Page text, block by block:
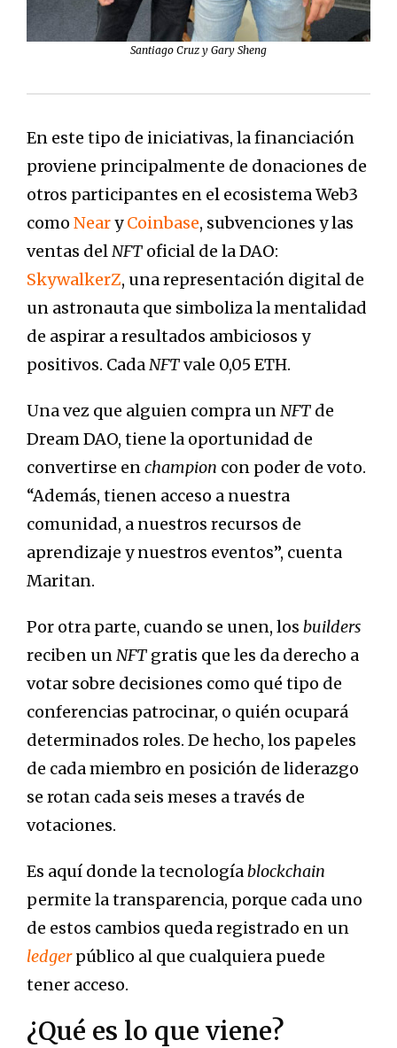
Santiago Cruz y Gary Sheng
En este tipo de iniciativas, la financiación
proviene principalmente de donaciones de
otros participantes en el ecosistema Web3
como NearyCoinbase, subvenciones y las
ventas delNFT oficial de la DAO:
SkywalkerZ, una representación digital de
un astronauta que simboliza la mentalidad
de aspirar a resultados ambiciosos y
positivos. CadaNFTvale 0,05 ETH.
Una vez que alguien compra unNFT de
Dream DAO, tiene la oportunidad de
convertirse enchampion con poder de voto.
“Además, tienen acceso a nuestra
comunidad, a nuestros recursos de
aprendizaje y nuestros eventos”, cuenta
Maritan.
Por otra parte, cuando se unen, los builders
reciben unNFT gratis que les da derecho a
votar sobre decisiones como qué tipo de
conferencias patrocinar, o quién ocupará
determinados roles. De hecho, los papeles
de cada miembro en posición de liderazgo
se rotan cada seis meses a través de
votaciones.
Es aquí donde la tecnologíablockchain
permite la transparencia, porque cada uno
de estos cambios queda registrado en un
ledgerpúblico al que cualquiera puede
tener acceso.
¿Qué es lo que viene?